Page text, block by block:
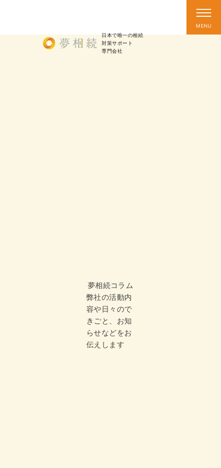
日本で唯一の相続
対策サポート
専門会社
夢相続コラム
弊社の活動内
容や日々ので
きごと、お知
らせなどをお
伝えします